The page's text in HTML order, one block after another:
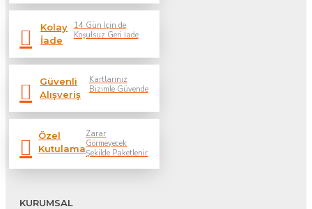
Kolay
İade
14 Gün İçin de
Koşulsuz Geri İade
Güvenli
Alışveriş
Kartlarınız
Bizimle Güvende
Özel
Kutulama
Zarar
Görmeyecek
Şekilde Paketlenir
KURUMSAL